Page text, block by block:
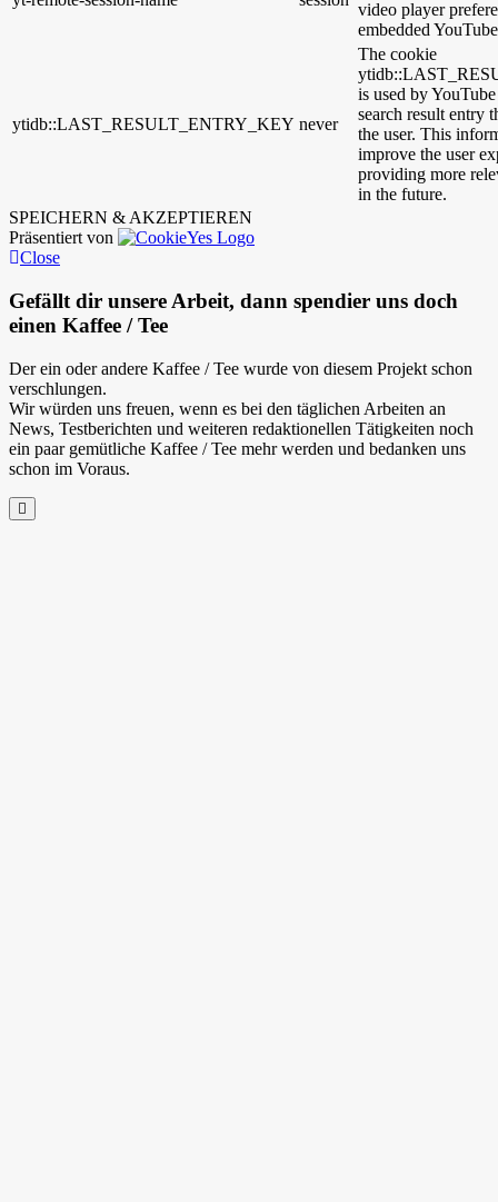
video player
embedded
ytidb::LAST_RESULT_ENTRY_KEY never
The cookie
is used by
search result entry
the user. This
improve the user
providing more
in the future.
SPEICHERN & AKZEPTIEREN
Präsentiert von
Close
Gefällt dir unsere Arbeit, dann spendier uns doch
einen Kaffee / Tee
Der ein oder andere Kaffee / Tee wurde von diesem Projekt schon
verschlungen.
Wir würden uns freuen, wenn es bei den täglichen Arbeiten an
News, Testberichten und weiteren redaktionellen Tätigkeiten noch
ein paar gemütliche Kaffee / Tee mehr werden und bedanken uns
schon im Voraus.